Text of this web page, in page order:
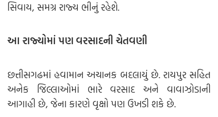
સિવાય, સમગ્ર રાજ્ય ભીનું રહેશે.
આ રાજ્યોમાં પણ વરસાદની ચેતવણી
છત્તીસગઢમાં હવામાન અચાનક બદલાયું છે. રાયપુર સહિત
અનેક જિલ્લાઓમાં ભારે વરસાદ અને વાવાઝોડાની
આગાહી છે, જેના કારણે વૃક્ષો પણ ઉખડી શકે છે.